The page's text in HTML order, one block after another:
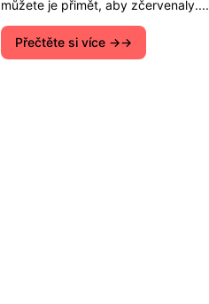
můžete je přimět, aby zčervenaly....
Přečtěte si více →